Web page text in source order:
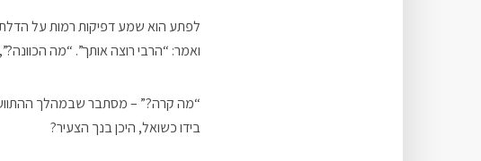
ואמר: “הרבי רוצה אותך”. “מה
“מה קרה?” – מסתבר שבמהלך
בידו כשואל, היכן בנך הצעיר?